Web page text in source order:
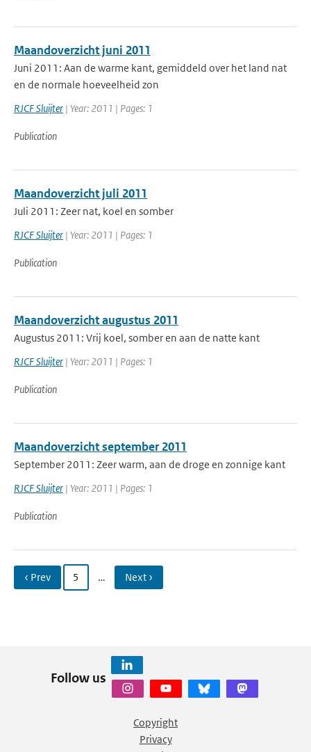
Maandoverzicht juni 2011
Juni 2011: Aan de warme kant, gemiddeld over het land nat
en de normale hoeveelheid zon
RJCF Sluijter | Year: 2011 | Pages: 1
Publication
Maandoverzicht juli 2011
Juli 2011: Zeer nat, koel en somber
RJCF Sluijter | Year: 2011 | Pages: 1
Publication
Maandoverzicht augustus 2011
Augustus 2011: Vrij koel, somber en aan de natte kant
RJCF Sluijter | Year: 2011 | Pages: 1
Publication
Maandoverzicht september 2011
September 2011: Zeer warm, aan de droge en zonnige kant
RJCF Sluijter | Year: 2011 | Pages: 1
Publication
‹ Prev 5 … Next ›
Follow us
Copyright
Privacy